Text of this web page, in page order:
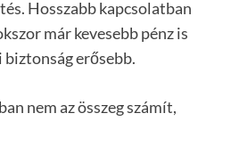
Hosszabb kapcsolatban
már kevesebb pénz is
biztonság erősebb.
nem az összeg számít,